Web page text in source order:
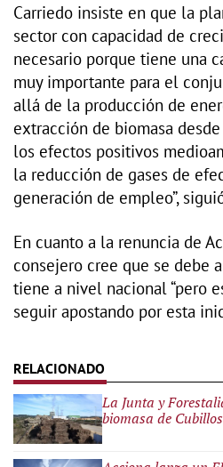
Carriedo insiste en que la
sector con capacidad de
necesario porque tiene una
muy importante para el
allá de la producción de
extracción de biomasa
los efectos positivos
la reducción de gases de
generación de empleo”,
En cuanto a la renuncia de
consejero cree que se debe
tiene a nivel nacional “pero
seguir apostando por esta
La Junta y
biomasa de